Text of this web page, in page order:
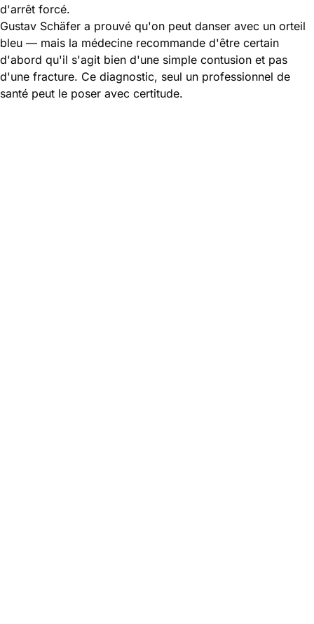
d'arrêt forcé.
Gustav Schäfer a prouvé qu'on peut danser avec un orteil
bleu — mais la médecine recommande d'être certain
d'abord qu'il s'agit bien d'une simple contusion et pas
d'une fracture. Ce diagnostic, seul un professionnel de
santé peut le poser avec certitude.